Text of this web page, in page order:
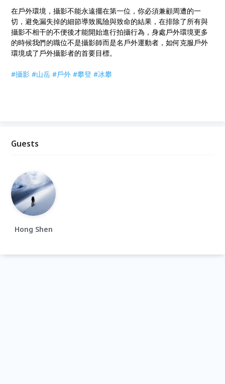
在戶外環境，攝影不能永遠擺在第一位，你必須兼顧周遭的一
切，避免漏失掉的細節導致風險與致命的結果，在排除了所有與
攝影不相干的不便後才能開始進行拍攝行為，身處戶外環境更多
的時候我們的職位不是攝影師而是名戶外運動者 ，如何克服戶外
環境成了戶外攝影者的首要目標。
#攝影 #山岳 #戶外 #攀登 #冰攀
Guests
Hong Shen